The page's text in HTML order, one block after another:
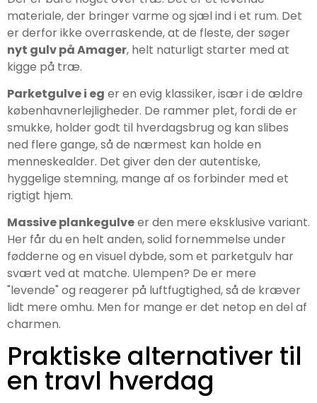
materiale, der bringer varme og sjæl ind i et rum. Det
er derfor ikke overraskende, at de fleste, der søger
nyt gulv på Amager, helt naturligt starter med at
kigge på træ.
Parketgulve i eg er en evig klassiker, især i de ældre
københavnerlejligheder. De rammer plet, fordi de er
smukke, holder godt til hverdagsbrug og kan slibes
ned flere gange, så de nærmest kan holde en
menneskealder. Det giver den der autentiske,
hyggelige stemning, mange af os forbinder med et
rigtigt hjem.
Massive plankegulveer den mere eksklusive variant.
Her får du en helt anden, solid fornemmelse under
fødderne og en visuel dybde, som et parketgulv har
svært ved at matche. Ulempen? De er mere
"levende" og reagerer på luftfugtighed, så de kræver
lidt mere omhu. Men for mange er det netop en del af
charmen.
Praktiske alternativer til
en travl hverdag